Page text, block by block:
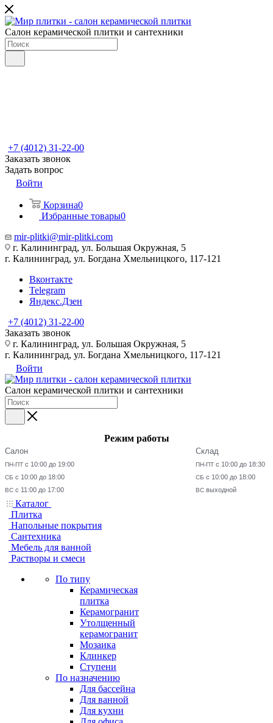
Салон керамической плитки и сантехники
+7 (4012) 31-22-00
Заказать звонок
Задать вопрос
Войти
Корзина0
Избранные товары0
mir-plitki@mir-plitki.com
г. Калининград, ул. Большая Окружная, 5
г. Калининград, ул. Богдана Хмельницкого, 117-121
Вконтакте
Telegram
Яндекс.Дзен
+7 (4012) 31-22-00
Заказать звонок
г. Калининград, ул. Большая Окружная, 5
г. Калининград, ул. Богдана Хмельницкого, 117-121
Войти
Салон керамической плитки и сантехники
Режим работы
Салон
ПН-ПТ с 10:00 до 19:00
СБ с 10:00 до 18:00
ВС с 11:00 до 17:00
Склад
ПН-ПТ с 10:00 до 18:30
СБ с 10:00 до 18:00
ВС выходной
Каталог
Плитка
Напольные покрытия
Сантехника
Мебель для ванной
Растворы и смеси
По типу
Керамическая
плитка
Керамогранит
Утолщенный
керамогранит
Мозаика
Клинкер
Ступени
По назначению
Для бассейна
Для ванной
Для кухни